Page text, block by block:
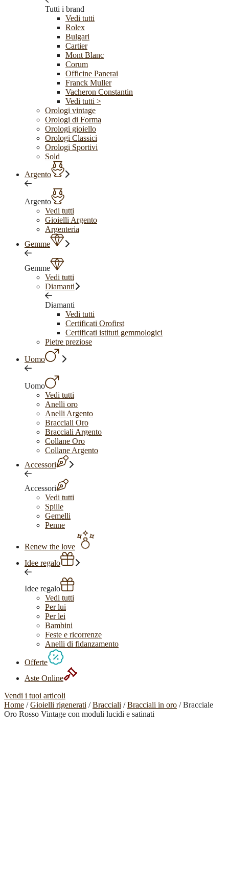
Tutti i brand
Vedi tutti
Rolex
Bulgari
Cartier
Mont Blanc
Corum
Officine Panerai
Franck Muller
Vacheron Constantin
Vedi tutti >
Orologi vintage
Orologi di Forma
Orologi gioiello
Orologi Classici
Orologi Sportivi
Sold
Argento
Argento
Vedi tutti
Gioielli Argento
Argenteria
Gemme
Gemme
Vedi tutti
Diamanti
Diamanti
Vedi tutti
Certificati Orofirst
Certificati istituti gemmologici
Pietre preziose
Uomo
Uomo
Vedi tutti
Anelli oro
Anelli Argento
Bracciali Oro
Bracciali Argento
Collane Oro
Collane Argento
Accessori
Accessori
Vedi tutti
Spille
Gemelli
Penne
Renew the love
Idee regalo
Idee regalo
Vedi tutti
Per lui
Per lei
Bambini
Feste e ricorrenze
Anelli di fidanzamento
Offerte
Aste Online
Vendi i tuoi articoli
Home /Gioielli rigenerati /Bracciali /Bracciali in oro / Bracciale
Oro Rosso Vintage con moduli lucidi e satinati